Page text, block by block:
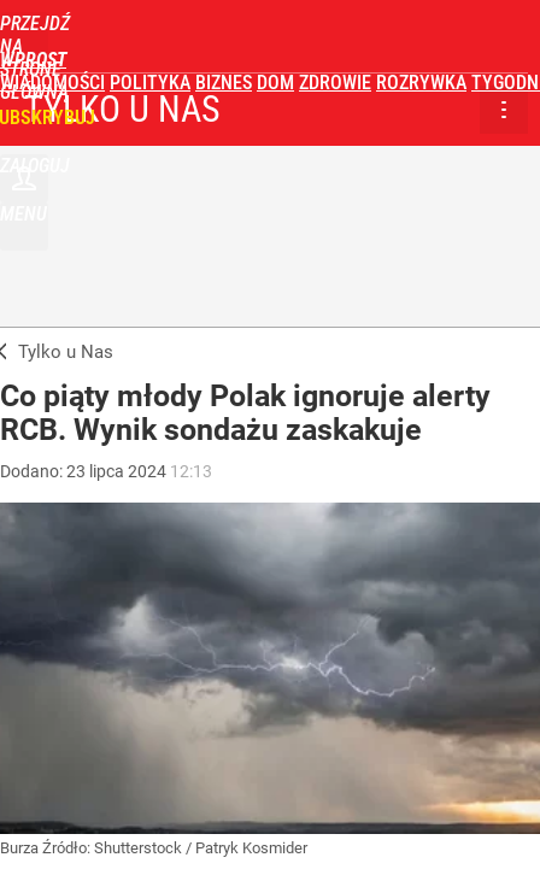
PRZEJDŹ
NA
STRONĘ
GŁÓWNĄ
WPROST
WIADOMOŚCI POLITYKA BIZNES DOM ZDROWIE ROZRYWKA
TYLKO U NAS
Tylko u Nas
Co piąty młody Polak ignoruje alerty
RCB. Wynik sondażu zaskakuje
Dodano:23 lipca 2024 12:13
Burza Źródło: Shutterstock / Patryk Kosmider